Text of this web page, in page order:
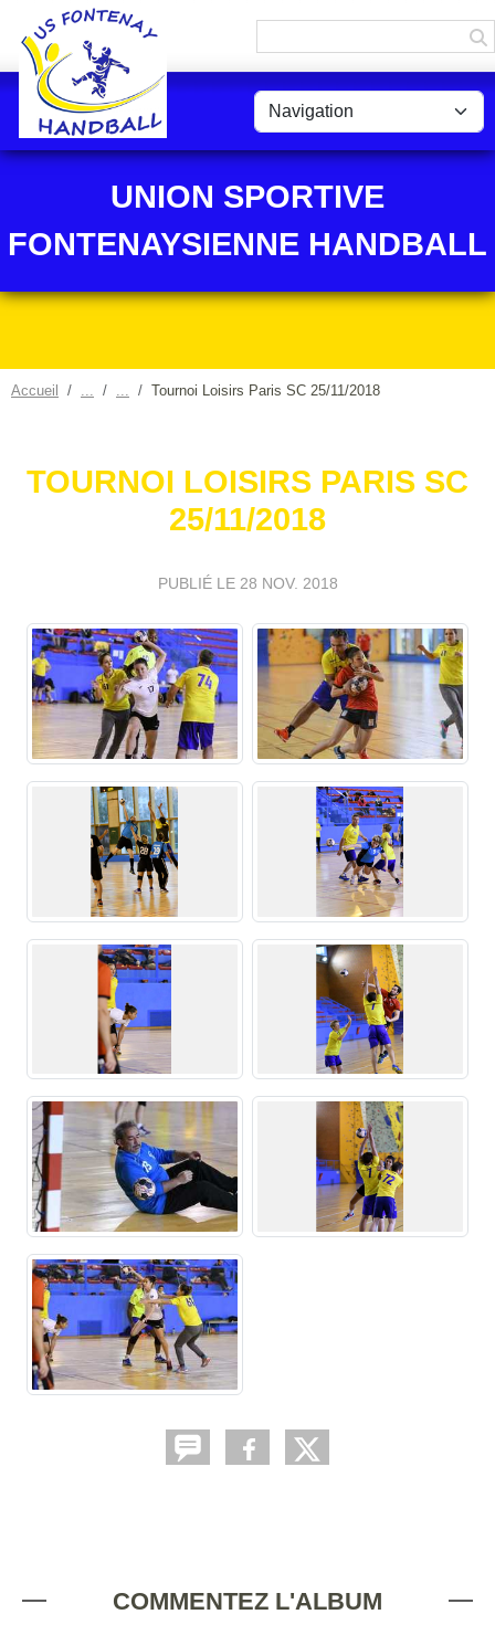
UNION SPORTIVE
FONTENAYSIENNE HANDBALL
Accueil Tournoi Loisirs Paris SC 25/11/2018
TOURNOI LOISIRS PARIS SC
25/11/2018
PUBLIÉ LE 28 NOV. 2018
COMMENTEZ L'ALBUM
Panneau de gestion des cookies